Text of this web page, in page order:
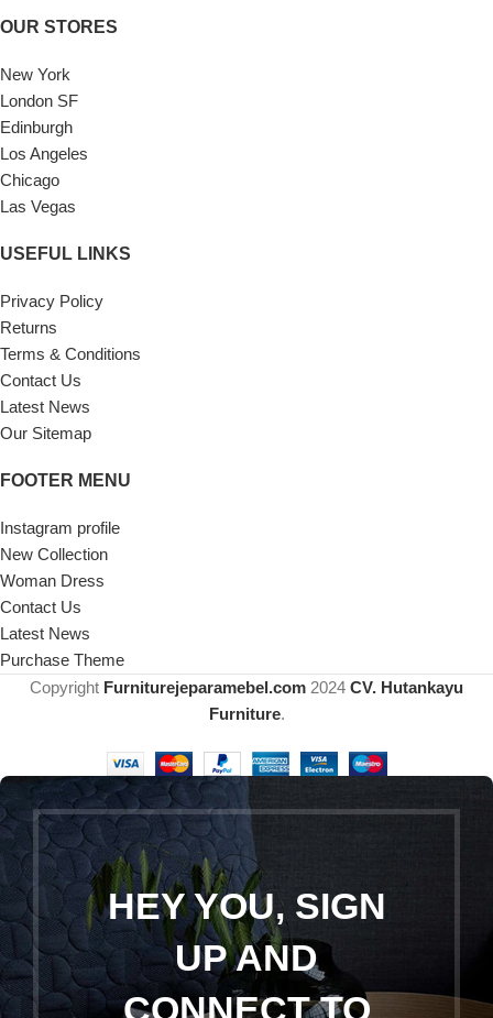
OUR STORES
New York
London SF
Edinburgh
Los Angeles
Chicago
Las Vegas
USEFUL LINKS
Privacy Policy
Returns
Terms & Conditions
Contact Us
Latest News
Our Sitemap
FOOTER MENU
Instagram profile
New Collection
Woman Dress
Contact Us
Latest News
Purchase Theme
Copyright Furniturejeparamebel.com 2024 CV. Hutankayu
Furniture.
HEY YOU, SIGN
UP AND
CONNECT TO